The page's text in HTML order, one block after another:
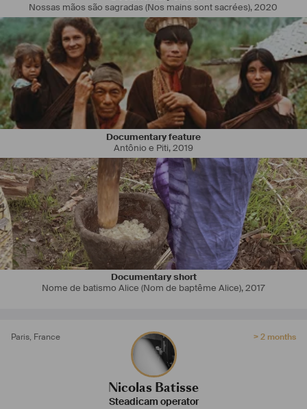
Nossas mãos são sagradas (Nos mains sont sacrées),2020
Documentary feature
Antônio e Piti,2019
Documentary short
Nome de batismo Alice (Nom de baptême Alice),2017
Paris, France > 2 months
Nicolas Batisse
Steadicam operator
Principalement #cadreur dans le domaine de la fiction, je suis ouvert
à tout projet ( clip, pub, docu, captation… )
Formé au # steadicam et au # Ronin 2.
Habitant Paris, je suis originaire de #Lyon . J'ai fait de nombreux film
en région #Auvergne Rhône-Alpes.